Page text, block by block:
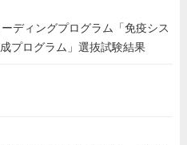
ディングプログラム「免疫シス
プログラム」選抜試験結果